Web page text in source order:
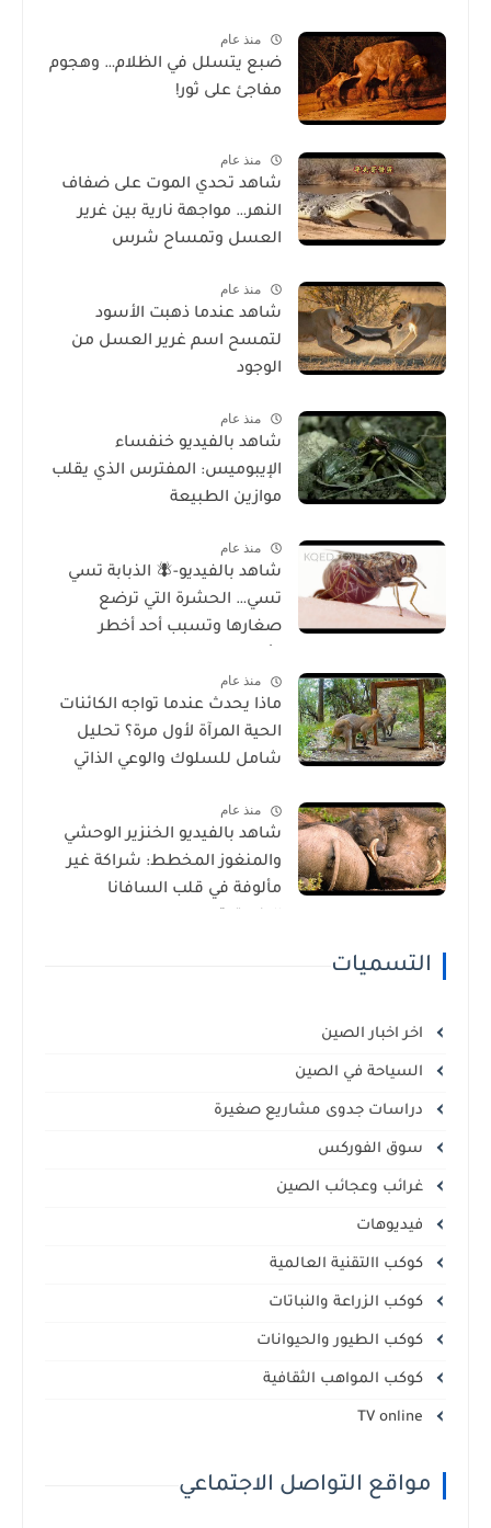
منذ عام
ضبع يتسلل في الظلام… وهجوم
مفاجئ على ثور!
منذ عام
شاهد تحدي الموت على ضفاف
النهر… مواجهة نارية بين غرير
العسل وتمساح شرس
منذ عام
شاهد عندما ذهبت الأسود
لتمسح اسم غرير العسل من
الوجود
منذ عام
شاهد بالفيديو خنفساء
الإيبوميس: المفترس الذي يقلب
موازين الطبيعة
منذ عام
شاهد بالفيديو-🪰 الذبابة تسي
تسي… الحشرة التي ترضع
صغارها وتسبب أحد أخطر
منذ عام
ماذا يحدث عندما تواجه الكائنات
الحية المرآة لأول مرة؟ تحليل
شامل للسلوك والوعي الذاتي
منذ عام
شاهد بالفيديو الخنزير الوحشي
والمنغوز المخطط: شراكة غير
مألوفة في قلب السافانا
التسميات
اخر اخبار الصين
السياحة في الصين
دراسات جدوى مشاريع صغيرة
سوق الفوركس
غرائب وعجائب الصين
فيديوهات
كوكب االتقنية العالمية
كوكب الزراعة والنباتات
كوكب الطيور والحيوانات
كوكب المواهب الثقافية
مواقع التواصل الاجتماعي